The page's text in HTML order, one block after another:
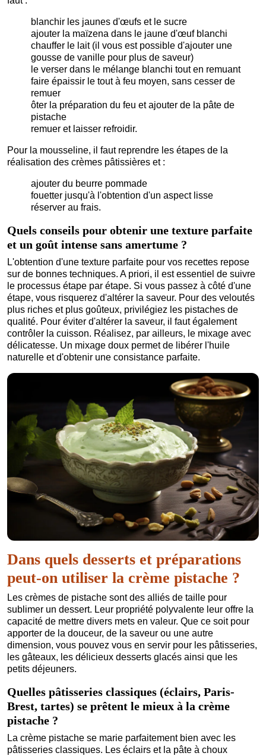
blanchir les jaunes d'œufs et le sucre
ajouter la maïzena dans le jaune d'œuf blanchi
chauffer le lait (il vous est possible d'ajouter une
gousse de vanille pour plus de saveur)
le verser dans le mélange blanchi tout en remuant
faire épaissir le tout à feu moyen, sans cesser de
remuer
ôter la préparation du feu et ajouter de la pâte de
pistache
remuer et laisser refroidir.
Pour la mousseline, il faut reprendre les étapes de la
réalisation des crèmes pâtissières et :
ajouter du beurre pommade
fouetter jusqu'à l'obtention d'un aspect lisse
réserver au frais.
Quels conseils pour obtenir une texture parfaite
et un goût intense sans amertume ?
L'obtention d'une texture parfaite pour vos recettes repose
sur de bonnes techniques. A priori, il est essentiel de suivre
le processus étape par étape. Si vous passez à côté d'une
étape, vous risquerez d'altérer la saveur. Pour des veloutés
plus riches et plus goûteux, privilégiez les pistaches de
qualité. Pour éviter d'altérer la saveur, il faut également
contrôler la cuisson. Réalisez, par ailleurs, le mixage avec
délicatesse. Un mixage doux permet de libérer l'huile
naturelle et d'obtenir une consistance parfaite.
Dans quels desserts et préparations
peut-on utiliser la crème pistache ?
Les crèmes de pistache sont des alliés de taille pour
sublimer un dessert. Leur propriété polyvalente leur offre la
capacité de mettre divers mets en valeur. Que ce soit pour
apporter de la douceur, de la saveur ou une autre
dimension, vous pouvez vous en servir pour les pâtisseries,
les gâteaux, les délicieux desserts glacés ainsi que les
petits déjeuners.
Quelles pâtisseries classiques (éclairs, Paris-
Brest, tartes) se prêtent le mieux à la crème
pistache ?
La crème pistache se marie parfaitement bien avec les
pâtisseries classiques. Les éclairs et la pâte à choux